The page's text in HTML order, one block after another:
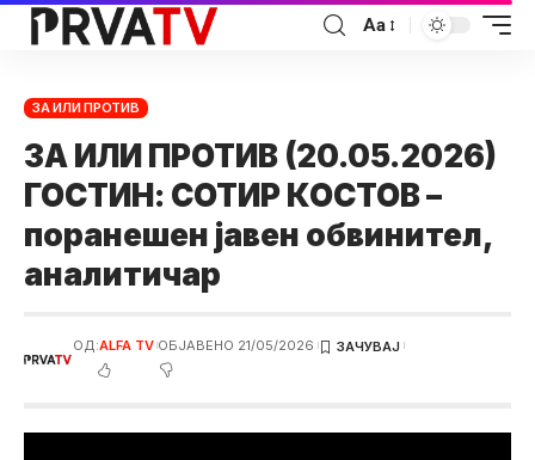
Аа
ЗА ИЛИ ПРОТИВ
ЗА ИЛИ ПРОТИВ (20.05.2026)
ГОСТИН: СОТИР КОСТОВ –
поранешен јавен обвинител,
аналитичар
ОД:ALFA TV ОБЈАВЕНО 21/05/2026